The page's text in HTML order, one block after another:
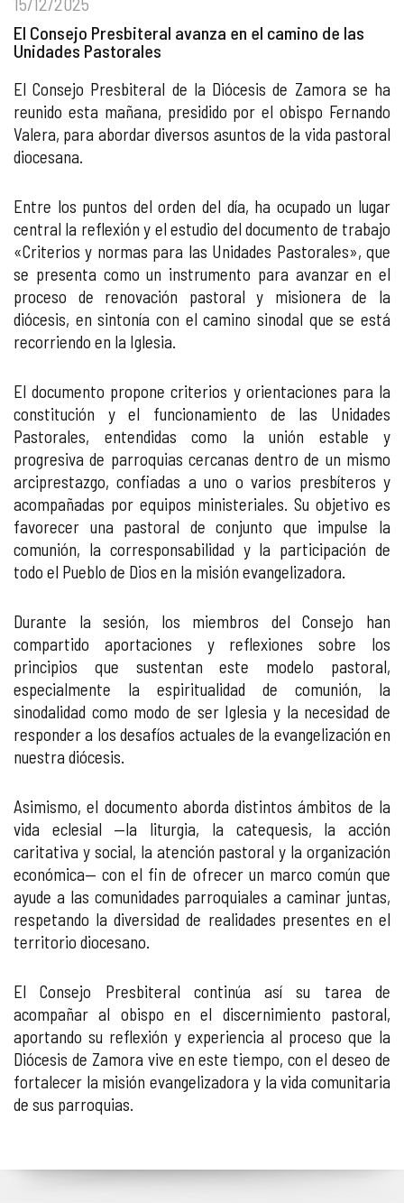
El Consejo Presbiteral avanza en el camino de las
Unidades Pastorales
El Consejo Presbiteral de la Diócesis de Zamora se ha
reunido esta mañana, presidido por el obispo Fernando
Valera, para abordar diversos asuntos de la vida pastoral
diocesana.
Entre los puntos del orden del día, ha ocupado un lugar
central la reflexión y el estudio del documento de trabajo
«Criterios y normas para las Unidades Pastorales», que
se presenta como un instrumento para avanzar en el
proceso de renovación pastoral y misionera de la
diócesis, en sintonía con el camino sinodal que se está
recorriendo en la Iglesia.
El documento propone criterios y orientaciones para la
constitución y el funcionamiento de las Unidades
Pastorales, entendidas como la unión estable y
progresiva de parroquias cercanas dentro de un mismo
arciprestazgo, confiadas a uno o varios presbíteros y
acompañadas por equipos ministeriales. Su objetivo es
favorecer una pastoral de conjunto que impulse la
comunión, la corresponsabilidad y la participación de
todo el Pueblo de Dios en la misión evangelizadora.
Durante la sesión, los miembros del Consejo han
compartido aportaciones y reflexiones sobre los
principios que sustentan este modelo pastoral,
especialmente la espiritualidad de comunión, la
sinodalidad como modo de ser Iglesia y la necesidad de
responder a los desafíos actuales de la evangelización en
nuestra diócesis.
Asimismo, el documento aborda distintos ámbitos de la
vida eclesial —la liturgia, la catequesis, la acción
caritativa y social, la atención pastoral y la organización
económica— con el fin de ofrecer un marco común que
ayude a las comunidades parroquiales a caminar juntas,
respetando la diversidad de realidades presentes en el
territorio diocesano.
El Consejo Presbiteral continúa así su tarea de
acompañar al obispo en el discernimiento pastoral,
aportando su reflexión y experiencia al proceso que la
Diócesis de Zamora vive en este tiempo, con el deseo de
fortalecer la misión evangelizadora y la vida comunitaria
de sus parroquias.